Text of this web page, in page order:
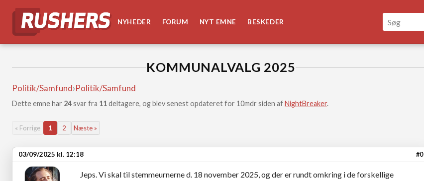
NYHEDER FORUM NYT EMNE BESKEDER
KOMMUNALVALG 2025
Politik/Samfund›Politik/Samfund
Dette emne har 24svar fra 11deltagere, og blev senest opdateret for 10mdr siden afNightBreaker.
« Forrige 1 2 Næste »
03/09/2025 kl. 12:18 #0
Jeps. Vi skal til stemmeurnerne d. 18 november 2025, og der er rundt omkring i de forskellige